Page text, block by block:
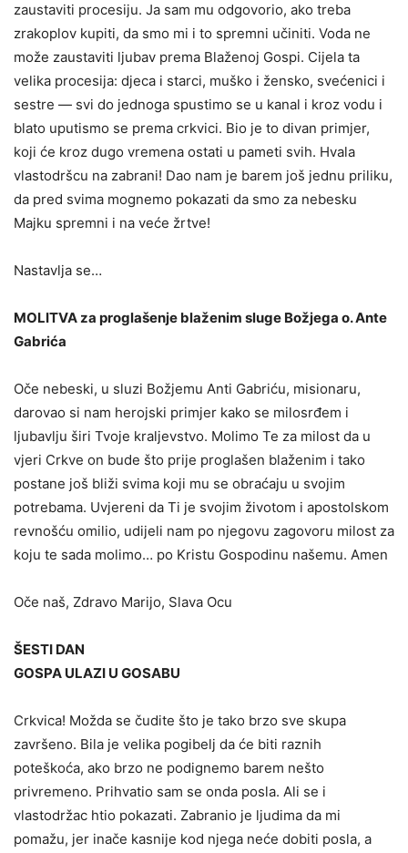
zaustaviti procesiju. Ja sam mu odgovorio, ako treba
zrakoplov kupiti, da smo mi i to spremni učiniti. Voda ne
može zaustaviti ljubav prema Blaženoj Gospi. Cijela ta
velika pro­cesija: djeca i starci, muško i žensko, svećenici i
sestre — svi do jed­noga spustimo se u kanal i kroz vodu i
blato uputismo se prema crkvici. Bio je to divan primjer,
koji će kroz dugo vremena ostati u pameti svih. Hvala
vlastodršcu na zabrani! Dao nam je barem još jednu priliku,
da pred svima mognemo pokazati da smo za nebesku
Majku spremni i na veće žrtve!
Nastavlja se…
MOLITVA za proglašenje blaženim sluge Božjega o. Ante
Gabrića
Oče nebeski, u sluzi Božjemu Anti Gabriću, misionaru,
darovao si nam herojski primjer kako se milosrđem i
ljubavlju širi Tvoje kraljevstvo. Molimo Te za milost da u
vjeri Crkve on bude što prije proglašen blaženim i tako
postane još bliži svima koji mu se obraćaju u svojim
potrebama. Uvjereni da Ti je svojim životom i apostolskom
revnošću omilio, udijeli nam po njegovu zagovoru milost za
koju te sada molimo… po Kristu Gospodinu našemu. Amen
Oče naš, Zdravo Marijo, Slava Ocu
ŠESTI DAN
GOSPA ULAZI U GOSABU
Crkvica! Možda se čudite što je tako brzo sve skupa
završeno. Bila je velika pogibelj da će biti raznih
poteškoća, ako brzo ne podignemo barem nešto
privremeno. Prihvatio sam se onda posla. Ali se i
vlastodržac htio pokazati. Zabranio je ljudima da mi
pomažu, jer inače kasnije kod njega neće dobiti posla, a